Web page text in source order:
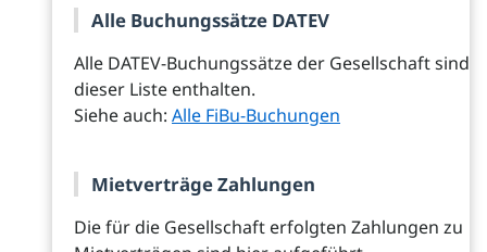
Alle Buchungssätze DATEV
Alle DATEV-Buchungssätze der Gesellschaft sind
dieser Liste enthalten.
Siehe auch: Alle FiBu-Buchungen
Mietverträge Zahlungen
Die für die Gesellschaft erfolgten Zahlungen zu